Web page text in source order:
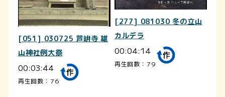
[051] 030725 芦峅寺 雄
山神社例大祭
00:03:44
再生回数：76
[277] 081030 冬の立山
カルデラ
00:04:14
再生回数：79